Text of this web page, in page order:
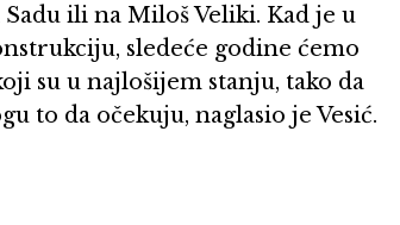
ili na Miloš Veliki. Kad je u
sledeće godine ćemo
su u najlošijem stanju, tako da
to da očekuju, naglasio je Vesić.